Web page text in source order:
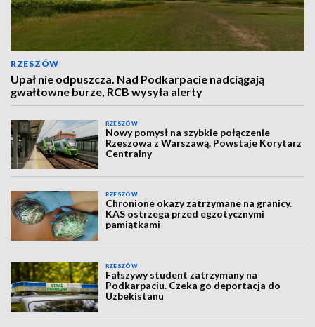
RZESZÓW
Upał nie odpuszcza. Nad Podkarpacie nadciągają
gwałtowne burze, RCB wysyła alerty
RZESZÓW
Nowy pomysł na szybkie połączenie
Rzeszowa z Warszawą. Powstaje Korytarz
Centralny
RZESZÓW
Chronione okazy zatrzymane na granicy.
KAS ostrzega przed egzotycznymi
pamiątkami
RZESZÓW
Fałszywy student zatrzymany na
Podkarpaciu. Czeka go deportacja do
Uzbekistanu